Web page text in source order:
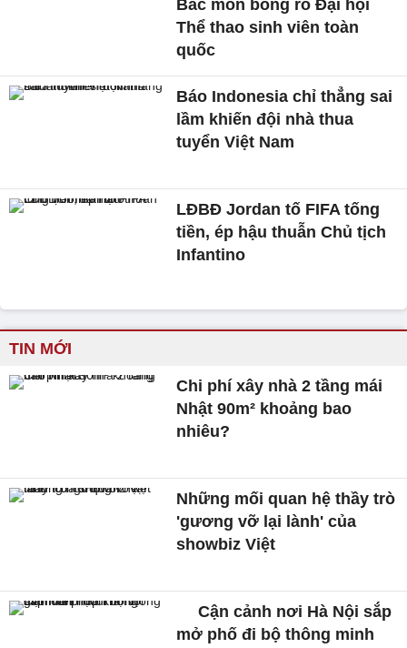
Bắc môn bóng rổ Đại hội
Thể thao sinh viên toàn
quốc
Báo Indonesia chỉ thẳng sai
lầm khiến đội nhà thua
tuyển Việt Nam
LĐBĐ Jordan tố FIFA tống
tiền, ép hậu thuẫn Chủ tịch
Infantino
TIN MỚI
Chi phí xây nhà 2 tầng mái
Nhật 90m² khoảng bao
nhiêu?
Những mối quan hệ thầy trò
'gương vỡ lại lành' của
showbiz Việt
Cận cảnh nơi Hà Nội sắp
mở phố đi bộ thông minh